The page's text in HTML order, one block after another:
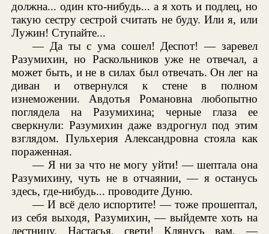
должна... один кто-нибудь... а я хоть и подлец, но
такую сестру сестрой считать не буду. Или я, или
Лужин! Ступайте...
— Да ты с ума сошел! Деспот! — заревел
Разумихин, но Раскольников уже не отвечал, а
может быть, и не в силах был отвечать. Он лег на
диван и отвернулся к стене в полном
изнеможении. Авдотья Романовна любопытно
поглядела на Разумихина; черные глаза ее
сверкнули: Разумихин даже вздрогнул под этим
взглядом. Пульхерия Александровна стояла как
пораженная.
— Я ни за что не могу уйти! — шептала она
Разумихину, чуть не в отчаянии, — я останусь
здесь, где-нибудь... проводите Дуню.
— И всё дело испортите! — тоже прошептал,
из себя выходя, Разумихин, — выйдемте хоть на
лестницу. Настасья, свети! Клянусь вам, —